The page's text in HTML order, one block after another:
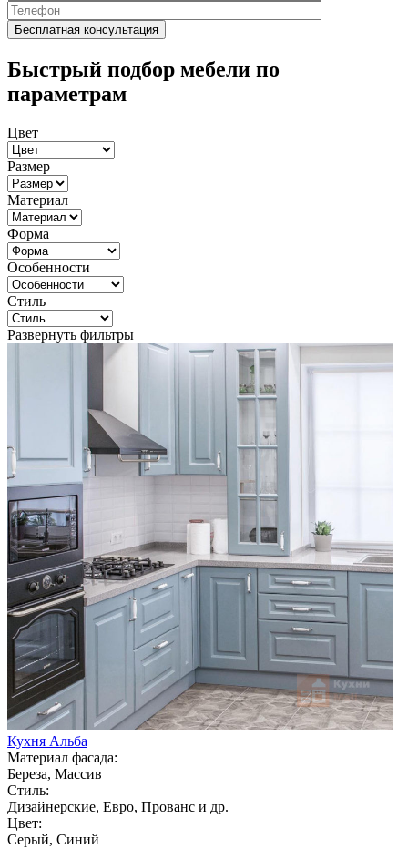
Быстрый подбор мебели по
параметрам
Цвет
Размер
Материал
Форма
Особенности
Стиль
Развернуть фильтры
Кухня Альба
Материал фасада:
Береза, Массив
Стиль:
Дизайнерские, Евро, Прованс и др.
Цвет:
Серый, Синий